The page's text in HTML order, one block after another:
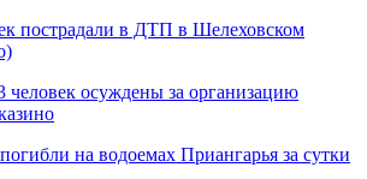
пострадали в ДТП в Шелеховском
человек осуждены за организацию
на водоемах Приангарья за сутки